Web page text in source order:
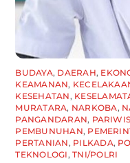
BUDAYA, DAERAH,
KEAMANAN,
KESEHATAN ,
MURATARA, NARKOBA,
PANGANDARAN,
PEMBUNUHAN,
PERTANIAN , PILKADA,
TEKNOLOGI ,TNI/POLRI